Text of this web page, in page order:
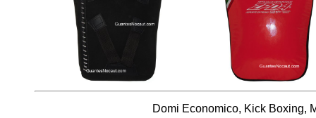
Domi Economico, Kick Boxing,